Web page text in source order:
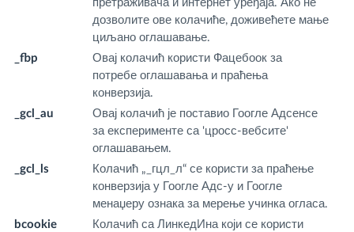
претраживача и интернет уређаја. Ако не
дозволите ове колачиће, доживећете мање
циљано оглашавање.
_fbp
Овај колачић користи Фацебоок за
потребе оглашавања и праћења
конверзија.
_gcl_au
Овај колачић је поставио Гоогле Адсенсе
за експерименте са 'цросс-вебсите'
оглашавањем.
_gcl_ls
Колачић „_гцл_л“ се користи за праћење
конверзија у Гоогле Адс-у и Гоогле
менаџеру ознака за мерење учинка огласа.
bcookie
Колачић са ЛинкедИна који се користи